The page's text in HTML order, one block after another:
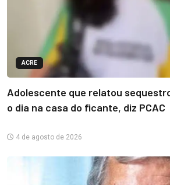
ACRE
Adolescente que relatou
o dia na casa do ficante, diz PCAC
4 de agosto de 2026